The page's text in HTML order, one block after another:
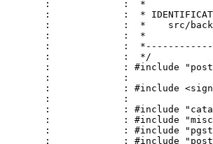
:             :  *
:             :  *
:             :  *    src/
:             :  *
:             :
:             :  */
:             : #include
:             :
:             : #include
:             :
:             : #include
:             : #include
:             : #include
:             : #include